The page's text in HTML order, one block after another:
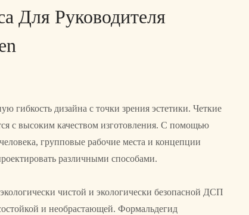
Для Руководителя
гибкость дизайна с точки зрения эстетики. Четкие
с высоким качеством изготовления. С помощью
групповые рабочие места и концепции
различными способами.
чистой и экологически безопасной ДСП
и необрастающей. Формальдегид